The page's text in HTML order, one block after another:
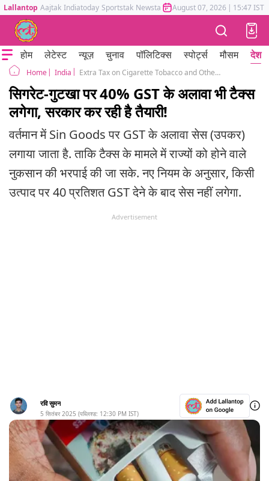
Lallantop Aajtak Indiatoday Sportstak Newstak Mumbai Tak Astrotak
August 07, 2026 | 15:47 IST
होम लेटेस्ट न्यूज़ चुनाव पॉलिटिक्स स्पोर्ट्स मौसम देश
Home India Extra Tax on Cigarette Tobacco and Other Sin Goods Over 40 Percent GST
सिगरेट-गुटखा पर 40% GST के अलावा भी टैक्स
लगेगा, सरकार कर रही है तैयारी!
वर्तमान में Sin Goods पर GST के अलावा सेस (उपकर)
लगाया जाता है. ताकि टैक्स के मामले में राज्यों को होने वाले
नुकसान की भरपाई की जा सके. नए नियम के अनुसार, किसी
उत्पाद पर 40 प्रतिशत GST देने के बाद सेस नहीं लगेगा.
Advertisement
रवि सुमन
5 सितंबर 2025 (पब्लिश्ड: 12:30 PM IST)